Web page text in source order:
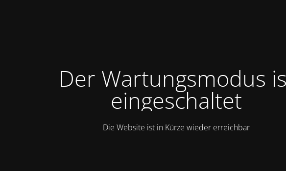
Der Wartungsmodus
eingeschaltet
Die Website ist in Kürze wieder erreichbar